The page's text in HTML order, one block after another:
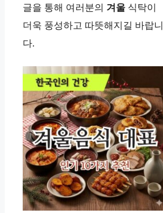
글을 통해 여러분의 겨울 식탁이
더욱 풍성하고 따뜻해지길 바랍니
다.